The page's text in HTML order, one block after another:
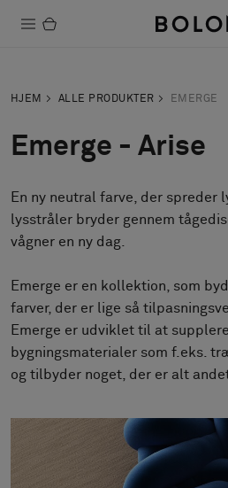
Bæredygtighed
Installation
Vedligeholdelse
Designersamarbejder
Stories
FAQ
Kontakt
Pattern Tile Tool
Image & Material Bank
HJEM ALLE PRODUKTER EMERGE
Emerge - Arise
En ny neutral farve, der spreder
lysstråler bryder gennem
vågner en ny dag.
Emerge er en kollektion, som
farver, der er lige så
Emerge er udviklet til at
bygningsmaterialer som f.eks.
og tilbyder noget, der er alt